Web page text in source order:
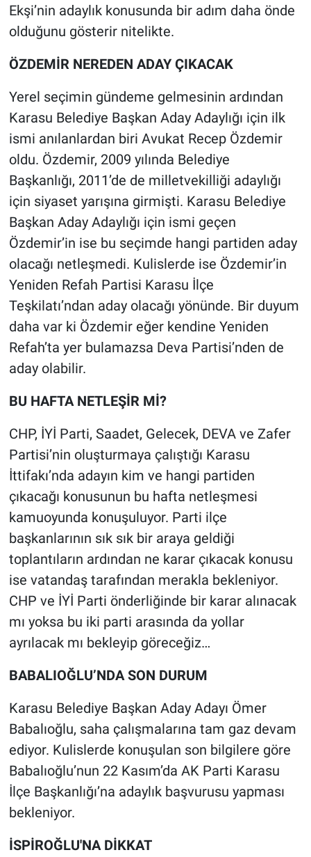
Ekşi’nin adaylık konusunda bir adım daha önde
olduğunu gösterir nitelikte.
ÖZDEMİR NEREDEN ADAY ÇIKACAK
Yerel seçimin gündeme gelmesinin ardından
Karasu Belediye Başkan Aday Adaylığı için ilk
ismi anılanlardan biri Avukat Recep Özdemir
oldu. Özdemir, 2009 yılında Belediye
Başkanlığı, 2011’de de milletvekilliği adaylığı
için siyaset yarışına girmişti. Karasu Belediye
Başkan Aday Adaylığı için ismi geçen
Özdemir’in ise bu seçimde hangi partiden aday
olacağı netleşmedi. Kulislerde ise Özdemir’in
Yeniden Refah Partisi Karasu İlçe
Teşkilatı’ndan aday olacağı yönünde. Bir duyum
daha var ki Özdemir eğer kendine Yeniden
Refah’ta yer bulamazsa Deva Partisi’nden de
aday olabilir.
BU HAFTA NETLEŞİR Mİ?
CHP, İYİ Parti, Saadet, Gelecek, DEVA ve Zafer
Partisi’nin oluşturmaya çalıştığı Karasu
İttifakı’nda adayın kim ve hangi partiden
çıkacağı konusunun bu hafta netleşmesi
kamuoyunda konuşuluyor. Parti ilçe
başkanlarının sık sık bir araya geldiği
toplantıların ardından ne karar çıkacak konusu
ise vatandaş tarafından merakla bekleniyor.
CHP ve İYİ Parti önderliğinde bir karar alınacak
mı yoksa bu iki parti arasında da yollar
ayrılacak mı bekleyip göreceğiz…
BABALIOĞLU’NDA SON DURUM
Karasu Belediye Başkan Aday Adayı Ömer
Babalıoğlu, saha çalışmalarına tam gaz devam
ediyor. Kulislerde konuşulan son bilgilere göre
Babalıoğlu’nun 22 Kasım’da AK Parti Karasu
İlçe Başkanlığı’na adaylık başvurusu yapması
bekleniyor.
İSPİROĞLU'NA DİKKAT